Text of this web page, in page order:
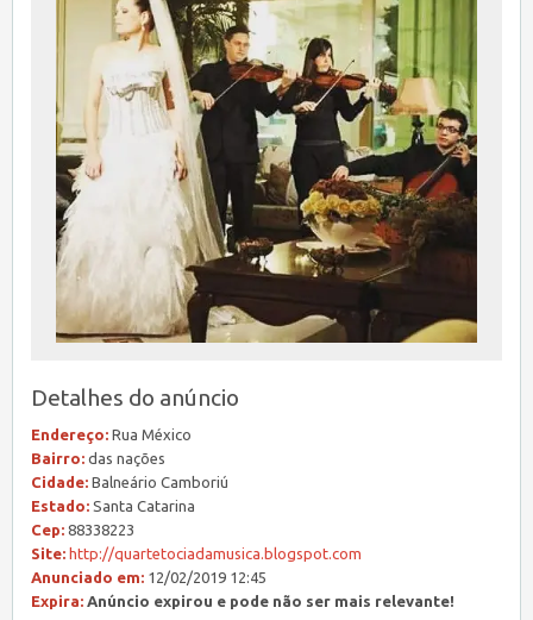
Detalhes do anúncio
Endereço: Rua México
Bairro: das nações
Cidade: Balneário Camboriú
Estado: Santa Catarina
Cep: 88338223
Site: http://quartetociadamusica.blogspot.com
Anunciado em: 12/02/2019 12:45
Expira: Anúncio expirou e pode não ser mais relevante!